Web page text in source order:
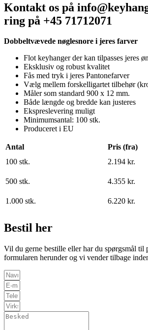
Kontakt os på
ring på +45 71712071
Dobbeltvævede nøglesnore i jeres farver
Flot keyhanger der kan tilpasses jeres
Eksklusiv og robust kvalitet
Fås med tryk i jeres Pantonefarver
Vælg mellem forskelligartet tilbehør
Måler som standard 900 x 12 mm.
Både længde og bredde kan justeres
Ekspreslevering muligt
Minimumsantal: 100 stk.
Produceret i EU
Antal
Pris (fra)
100 stk.
2.194 kr.
500 stk. 4.355 kr.
1.000 stk. 6.220 kr.
Bestil her
Vil du gerne bestille eller har du spørgsmål til
formularen herunder og vi vender tilbage